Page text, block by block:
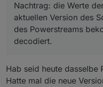
Nachtrag: die Werte
aktuellen Version des
des Powerstreams
decodiert.
Hab seid heute dasselbe
Hatte mal die neue